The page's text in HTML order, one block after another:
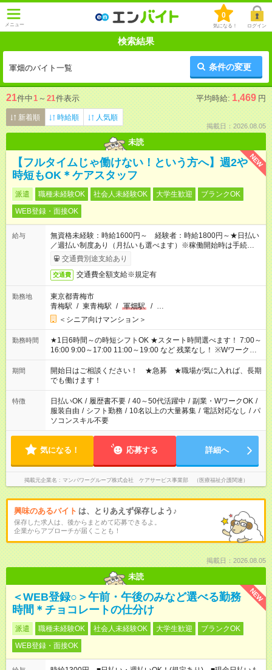
メニュー
0
気になる！ ログイン
検索結果
軍畑のバイト一覧 条件の変更
21件中1 ～ 21件表示 平均時給: 1,469 円
新着順 時給順 人気順
掲載日：2026.08.05
未読
NEW
【フルタイムじゃ働けない！という方へ】週2や
時短もOK＊ケアスタッフ
派遣 職種未経験OK 社会人未経験OK 大学生歓迎
ブランクOK
WEB登録・面接OK
給与
無資格未経験：時給1600円～ 経験者：時給1800円～★日払い
／週払い制度あり（月払いも選べます）※稼働開始時は手続き完
了次第のお支払いとなります。
交通費別途支給あり
交通費 交通費全額支給※規定有
勤務地
東京都青梅市
青梅駅 / 東青梅駅 / 軍畑駅 / …
＜シニア向けマンション＞
勤務時間
★1日6時間～の時短シフトOK ★スタート時間選べます！ 7:00～
16:00 9:00～17:00 11:00～19:00 など 残業なし！ ※Wワークの
場合、他のお仕事と合わせ週40時間超の就業はご案内できませ
ん ※法令に基づき、週20時間以上勤務は社会保険への加入対象
となります ※労働者派遣法（日雇い派遣の原則禁止）により、
短時間・短期間の就業はご案内が難しい場合があります
期間
開始日はご相談ください！ ★急募 ★職場が気に入れば、長期
でも働けます！
特徴 日払いOK / 履歴書不要 / 40～50代活躍中 / 副業・WワークOK /
服装自由 / シフト勤務 / 10名以上の大量募集 / 電話対応なし / パ
ソコンスキル不要
気になる！ 応募する 詳細へ
掲載元企業名 マンパワーグループ株式会社 ケアサービス事業部 （医療福祉介護関連）
興味のあるバイト は、とりあえず保存しよう♪
保存した求人は、後からまとめて応募できるよ。
企業からアプローチが届くことも！
掲載日：2026.08.05
未読
NEW
＜WEB登録○＞午前・午後のみなど選べる勤務
時間＊チョコレートの仕分け
派遣 職種未経験OK 社会人未経験OK 大学生歓迎
ブランクOK
WEB登録・面接OK